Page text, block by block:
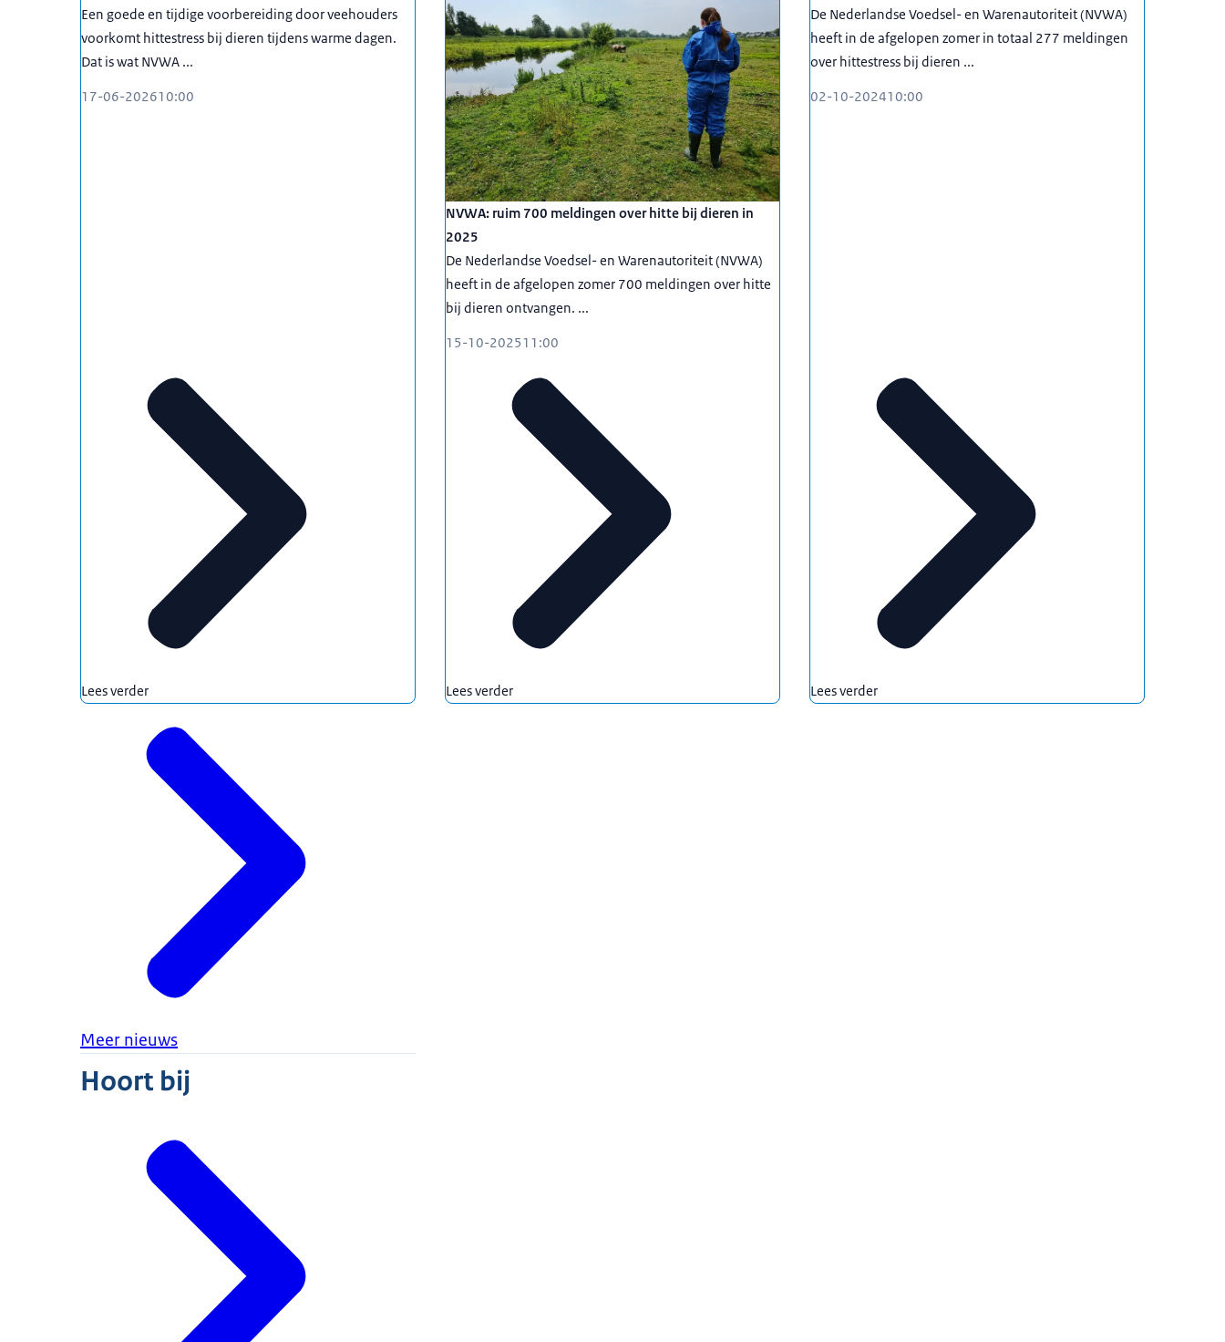
Een goede en tijdige voorbereiding door veehouders
voorkomt hittestress bij dieren tijdens warme dagen.
Dat is wat NVWA ...
17-06-202610:00
Lees verder
NVWA: ruim 700 meldingen over hitte bij dieren in
2025
De Nederlandse Voedsel- en Warenautoriteit (NVWA)
heeft in de afgelopen zomer 700 meldingen over hitte
bij dieren ontvangen. ...
15-10-202511:00
Lees verder
De Nederlandse Voedsel- en Warenautoriteit (NVWA)
heeft in de afgelopen zomer in totaal 277 meldingen
over hittestress bij dieren ...
02-10-202410:00
Lees verder
Meer nieuws
Hoort bij